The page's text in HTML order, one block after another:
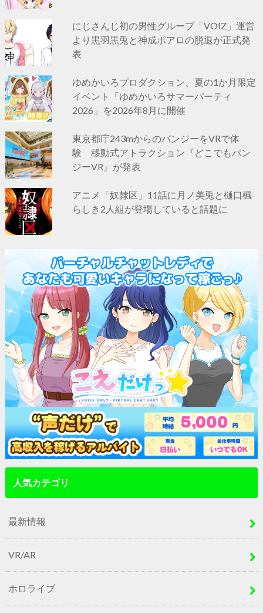
にじさんじ初の男性グループ「VOIZ」運営
より黒羽黒兎と神成ポアロの脱退が正式発
表
ゆめかいろプロダクション、夏の1か月限定
イベント「ゆめかいろサマーパーティ
2026」を2026年8月に開催
東京都庁243mからのバンジーをVRで体
験 移動式アトラクション『どこでもバン
ジーVR』が発表
アニメ「奴隷区」11話に月ノ美兎と樋口楓
らしき2人組が登場していると話題に
人気カテゴリ
最新情報
VR/AR
ホロライブ